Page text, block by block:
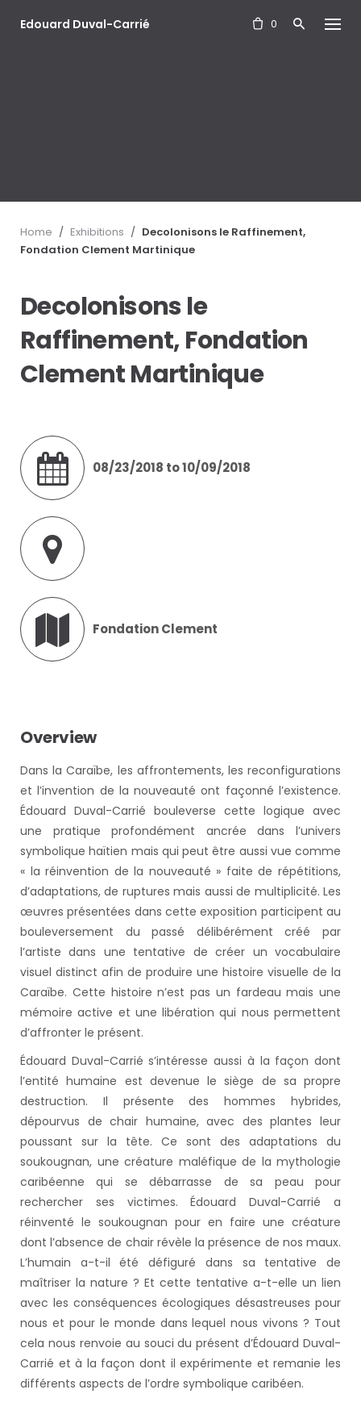
Edouard Duval-Carrié 0
Home / Exhibitions / Decolonisons le Raffinement,
Fondation Clement Martinique
Decolonisons le
Raffinement, Fondation
Clement Martinique
08/23/2018 to 10/09/2018
Fondation Clement
Overview
Dans la Caraïbe, les affrontements, les reconfigurations
et l’invention de la nouveauté ont façonné l’existence.
Édouard Duval-Carrié bouleverse cette logique avec
une pratique profondément ancrée dans l’univers
symbolique haïtien mais qui peut être aussi vue comme
« la réinvention de la nouveauté » faite de répétitions,
d’adaptations, de ruptures mais aussi de multiplicité. Les
œuvres présentées dans cette exposition participent au
bouleversement du passé délibérément créé par
l’artiste dans une tentative de créer un vocabulaire
visuel distinct afin de produire une histoire visuelle de la
Caraïbe. Cette histoire n’est pas un fardeau mais une
mémoire active et une libération qui nous permettent
d’affronter le présent.
Édouard Duval-Carrié s’intéresse aussi à la façon dont
l’entité humaine est devenue le siège de sa propre
destruction. Il présente des hommes hybrides,
dépourvus de chair humaine, avec des plantes leur
poussant sur la tête. Ce sont des adaptations du
soukougnan, une créature maléfique de la mythologie
caribéenne qui se débarrasse de sa peau pour
rechercher ses victimes. Édouard Duval-Carrié a
réinventé le soukougnan pour en faire une créature
dont l’absence de chair révèle la présence de nos maux.
L’humain a-t-il été défiguré dans sa tentative de
maîtriser la nature ? Et cette tentative a-t-elle un lien
avec les conséquences écologiques désastreuses pour
nous et pour le monde dans lequel nous vivons ? Tout
cela nous renvoie au souci du présent d’Édouard Duval-
Carrié et à la façon dont il expérimente et remanie les
différents aspects de l’ordre symbolique caribéen.